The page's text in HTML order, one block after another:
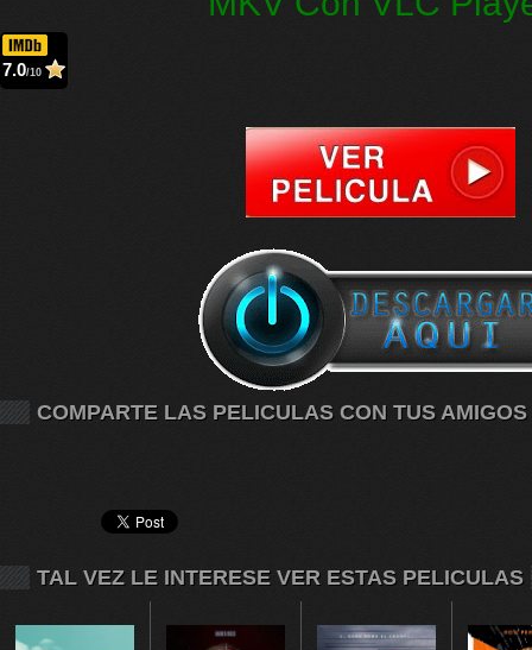
7.0/10
COMPARTE LAS PELICULAS CON TUS AMIGOS
TAL VEZ LE INTERESE VER ESTAS PELICULAS